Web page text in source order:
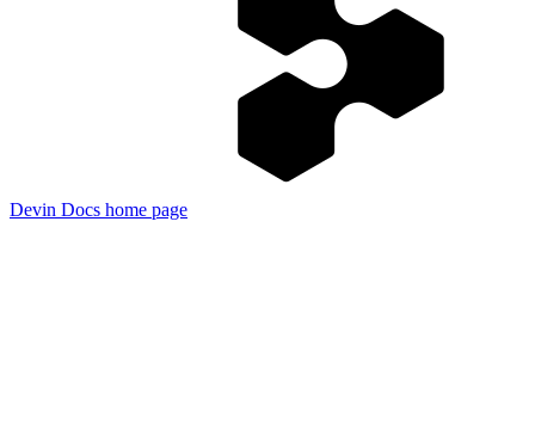
Devin Docs home page